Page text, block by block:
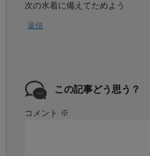
次の水着に備えてためよう
返信
この記事どう思う？
コメント ※